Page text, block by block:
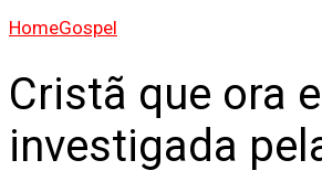
HomeGospel
Cristã que ora
investigada